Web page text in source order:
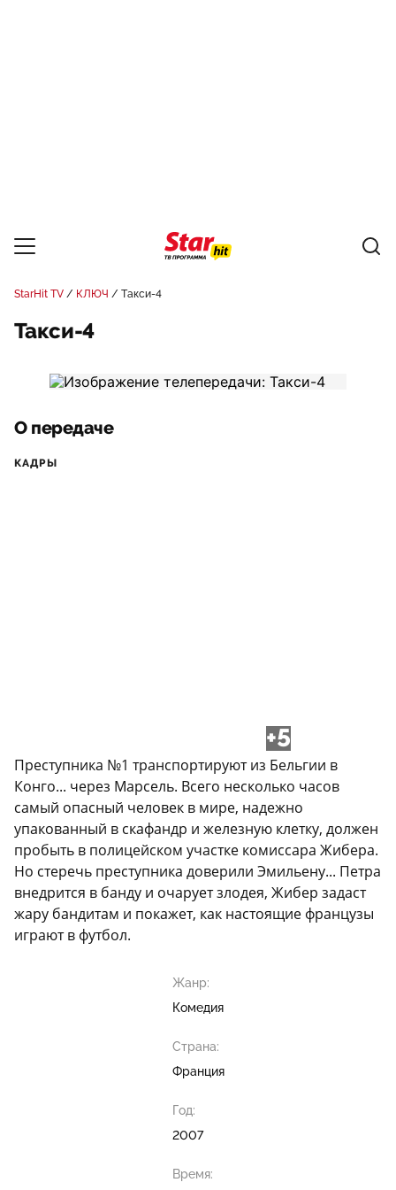
StarHit TV КЛЮЧ Такси-4
Такси-4
О передаче
КАДРЫ
+5
Преступника №1 транспортируют из Бельгии в
Конго... через Марсель. Всего несколько часов
самый опасный человек в мире, надежно
упакованный в скафандр и железную клетку, должен
пробыть в полицейском участке комиссара Жибера.
Но стеречь преступника доверили Эмильену... Петра
внедрится в банду и очарует злодея, Жибер задаст
жару бандитам и покажет, как настоящие французы
играют в футбол.
Жанр:
Комедия
Страна:
Франция
Год:
2007
Время: